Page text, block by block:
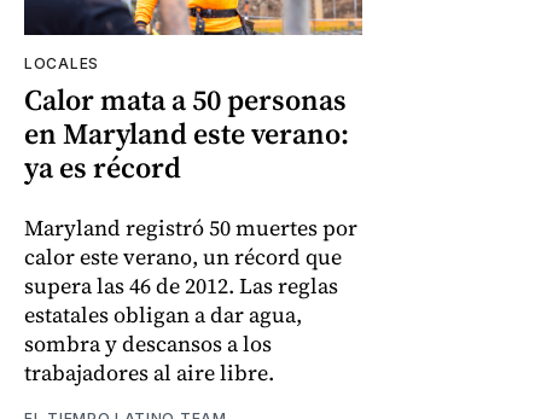
LOCALES
Calor mata a 50 personas
en Maryland este verano:
ya es récord
Maryland registró 50 muertes por
calor este verano, un récord que
supera las 46 de 2012. Las reglas
estatales obligan a dar agua,
sombra y descansos a los
trabajadores al aire libre.